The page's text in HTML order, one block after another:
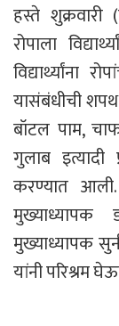
हस्ते
रोपाला
यासंबंधीची
बॉटल पाम,
गुलाब इत्यादी
करण्यात आली.
मुख्याध्यापक
मुख्याध्यापक
यांनी परिश्रम